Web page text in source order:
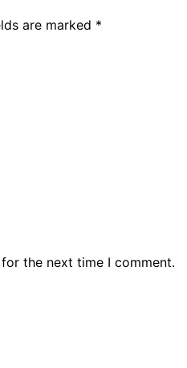
are marked *
the next time I comment.